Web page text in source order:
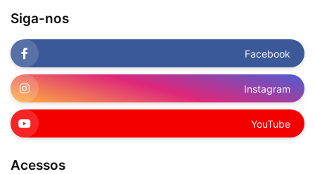
Siga-nos
Facebook
Instagram
YouTube
Acessos